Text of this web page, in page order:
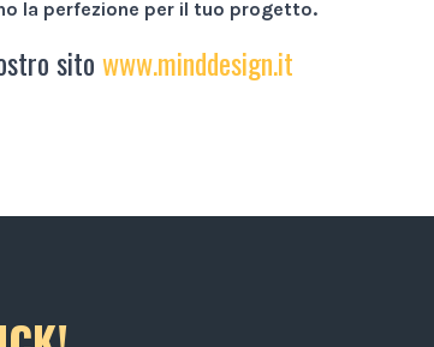
la perfezione per il tuo progetto.
sitowww.minddesign.it